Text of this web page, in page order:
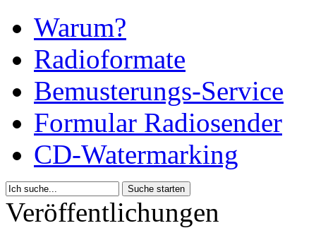
Warum?
Radioformate
Bemusterungs-Service
Formular Radiosender
CD-Watermarking
Veröffentlichungen